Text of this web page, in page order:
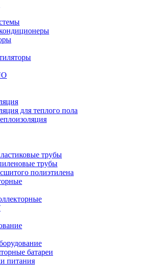
для теплого пола
трубы
трубы
полиэтилена
батареи
питания